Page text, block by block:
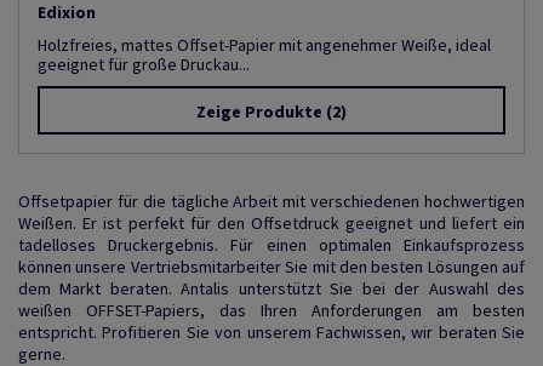
Edixion
Holzfreies, mattes Offset-Papier mit angenehmer Weiße, ideal
geeignet für große Druckau...
Zeige Produkte (2)
Offsetpapier für die tägliche Arbeit mit verschiedenen hochwertigen
Weißen. Er ist perfekt für den Offsetdruck geeignet und liefert ein
tadelloses Druckergebnis. Für einen optimalen Einkaufsprozess
können unsere Vertriebsmitarbeiter Sie mit den besten Lösungen auf
dem Markt beraten. Antalis unterstützt Sie bei der Auswahl des
weißen OFFSET-Papiers, das Ihren Anforderungen am besten
entspricht. Profitieren Sie von unserem Fachwissen, wir beraten Sie
gerne.